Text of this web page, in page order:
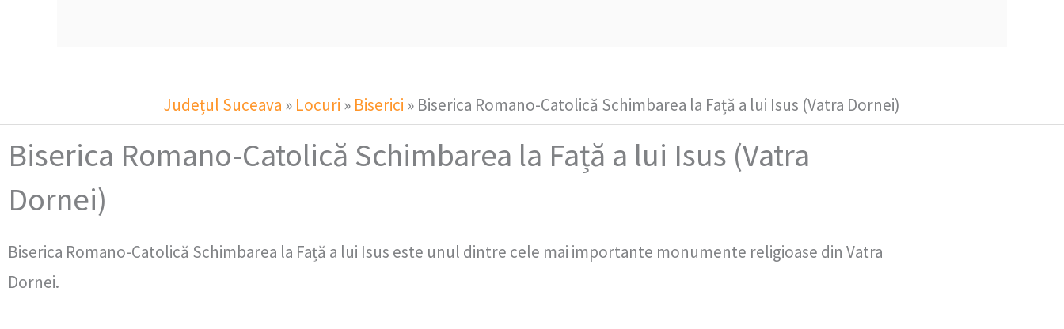
Județul Suceava » Locuri » Biserici » Biserica Romano-Catolică Schimbarea la Față a lui Isus (Vatra Dornei)
Biserica Romano-Catolică Schimbarea la Față a lui Isus (Vatra
Dornei)
Biserica Romano-Catolică Schimbarea la Față a lui Isus este unul dintre cele mai importante monumente religioase din Vatra
Dornei.